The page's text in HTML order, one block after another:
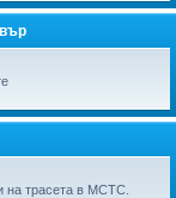
на трасета в МСТС.